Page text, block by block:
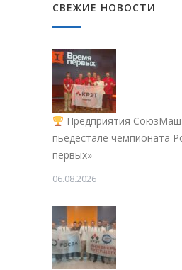
СВЕЖИЕ НОВОСТИ
Предприятия СоюзМаш
пьедестале чемпионата
первых»
06.08.2026